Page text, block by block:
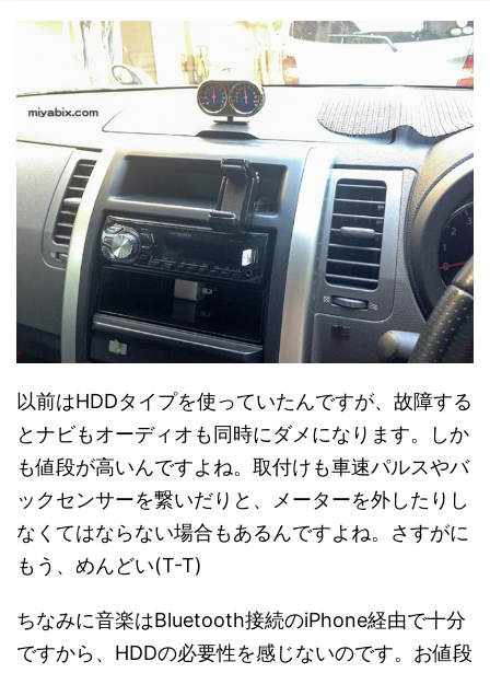
以前はHDDタイプを使っていたんですが、故障する
とナビもオーディオも同時にダメになります。しか
も値段が高いんですよね。取付けも車速パルスやバ
ックセンサーを繋いだりと、メーターを外したりし
なくてはならない場合もあるんですよね。さすがに
もう、めんどい(T-T)
ちなみに音楽はBluetooth接続のiPhone経由で十分
ですから、HDDの必要性を感じないのです。お値段